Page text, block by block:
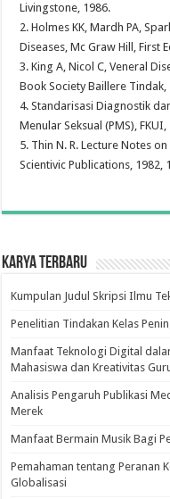
Livingstone, 1986.
2. Holmes KK, Mardh PA,
Diseases, Mc Graw Hill, First
3. King A, Nicol C, Veneral
Book Society Baillere Tindak,
4. Standarisasi Diagnostik
Menular Seksual (PMS),
5. Thin N. R. Lecture Notes
Scientivic Publications, 1982,
Karya Terbaru
Kumpulan Judul Skripsi Ilmu
Penelitian Tindakan Kelas
Manfaat Teknologi Digital
Mahasiswa dan Kreativitas
Analisis Pengaruh Publikasi
Merek
Manfaat Bermain Musik Bagi
Pemahaman tentang Peranan
Globalisasi